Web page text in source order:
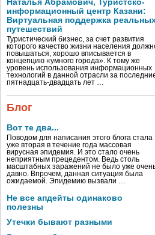
Наталья Абрамович, Туристско-
информационный центр Казани:
Виртуальная поддержка
путешествий
Туристический бизнес, за счет развития
которого качество жизни населения
повышаться, хорошо вписывается в
концепцию «умного города». К тому же
уровень использования информационных
технологий в данной отрасли за
пятнадцать-двадцать лет …
Блог
Вот те два...
Поводом для написания этого блога стала
уже вторая в течение года массовая
вирусная эпидемия. И это стало очень
неприятным прецедентом. Ведь столь
масштабных заражений не было уже
давно. Впрочем, данная ситуация была
ожидаемой. Эпидемию вызвали …
Не все апдейты одинаково
полезны
Утечки бывают разными